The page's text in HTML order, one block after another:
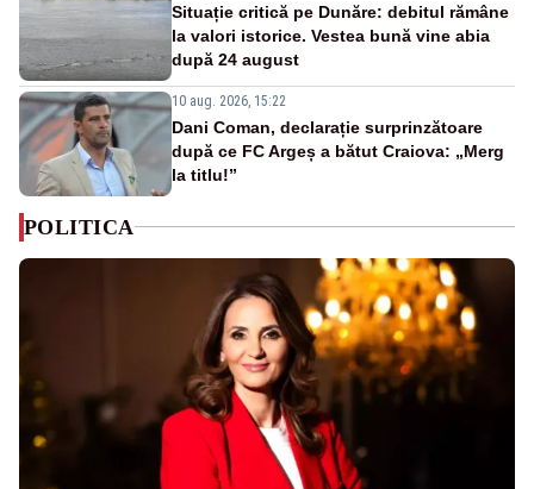
Situație critică pe Dunăre: debitul rămâne
la valori istorice. Vestea bună vine abia
după 24 august
10 aug. 2026, 15:22
Dani Coman, declarație surprinzătoare
după ce FC Argeș a bătut Craiova: „Merg
la titlu!”
POLITICA